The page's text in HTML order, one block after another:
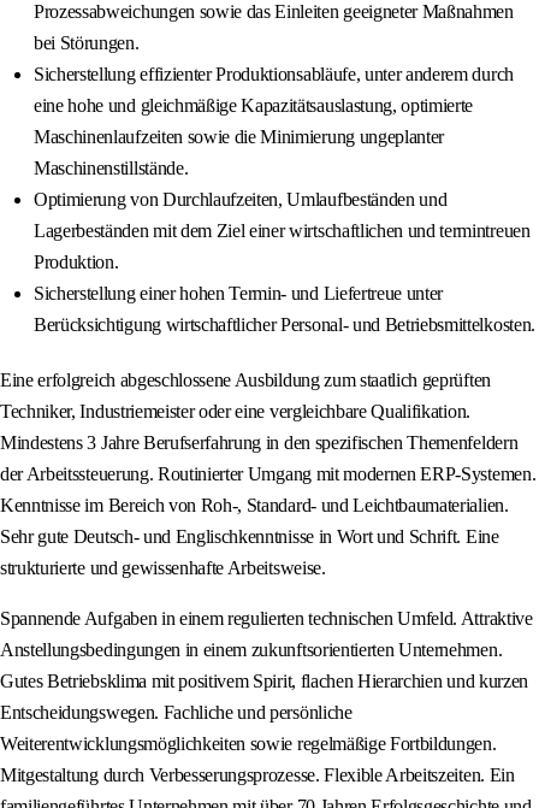
Prozessabweichungen sowie das Einleiten geeigneter Maßnahmen
bei Störungen.
Sicherstellung effizienter Produktionsabläufe, unter anderem durch
eine hohe und gleichmäßige Kapazitätsauslastung, optimierte
Maschinenlaufzeiten sowie die Minimierung ungeplanter
Maschinenstillstände.
Optimierung von Durchlaufzeiten, Umlaufbeständen und
Lagerbeständen mit dem Ziel einer wirtschaftlichen und termintreuen
Produktion.
Sicherstellung einer hohen Termin- und Liefertreue unter
Berücksichtigung wirtschaftlicher Personal- und Betriebsmittelkosten.
Eine erfolgreich abgeschlossene Ausbildung zum staatlich geprüften
Techniker, Industriemeister oder eine vergleichbare Qualifikation.
Mindestens 3 Jahre Berufserfahrung in den spezifischen Themenfeldern
der Arbeitssteuerung. Routinierter Umgang mit modernen ERP-Systemen.
Kenntnisse im Bereich von Roh-, Standard- und Leichtbaumaterialien.
Sehr gute Deutsch- und Englischkenntnisse in Wort und Schrift. Eine
strukturierte und gewissenhafte Arbeitsweise.
Spannende Aufgaben in einem regulierten technischen Umfeld. Attraktive
Anstellungsbedingungen in einem zukunftsorientierten Unternehmen.
Gutes Betriebsklima mit positivem Spirit, flachen Hierarchien und kurzen
Entscheidungswegen. Fachliche und persönliche
Weiterentwicklungsmöglichkeiten sowie regelmäßige Fortbildungen.
Mitgestaltung durch Verbesserungsprozesse. Flexible Arbeitszeiten. Ein